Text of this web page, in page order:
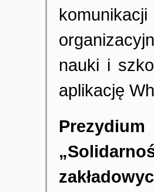
nauki i
aplikację